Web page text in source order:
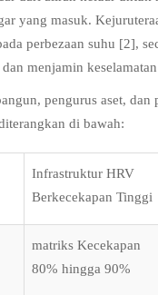
yang masuk.
perbezaan suhu [2],
menjamin
pengurus aset,
di bawah:
Infrastruktur HRV
Berkecekapan Tinggi
matriks Kecekapan
80% hingga 90%